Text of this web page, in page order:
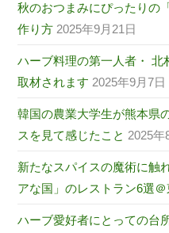
秋のおつまみにぴったりの
作り方 2025年9月21日
ハーブ料理の第一人者・ 北
取材されます 2025年9月7日
韓国の農業大学生が熊本県
スを見て感じたこと 2025年
新たなスパイスの魔術に触
アな国」のレストラン6選
ハーブ愛好者にとっての台